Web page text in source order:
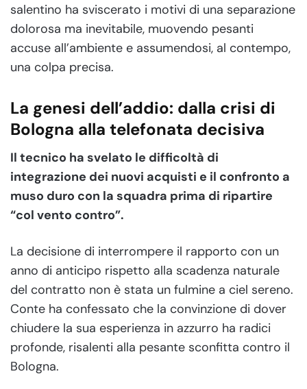
salentino ha sviscerato i motivi di una separazione
dolorosa ma inevitabile, muovendo pesanti
accuse all’ambiente e assumendosi, al contempo,
una colpa precisa.
La genesi dell’addio: dalla crisi di
Bologna alla telefonata decisiva
Il tecnico ha svelato le difficoltà di
integrazione dei nuovi acquisti e il confronto a
muso duro con la squadra prima di ripartire
“col vento contro”.
La decisione di interrompere il rapporto con un
anno di anticipo rispetto alla scadenza naturale
del contratto non è stata un fulmine a ciel sereno.
Conte ha confessato che la convinzione di dover
chiudere la sua esperienza in azzurro ha radici
profonde, risalenti alla pesante sconfitta contro il
Bologna.